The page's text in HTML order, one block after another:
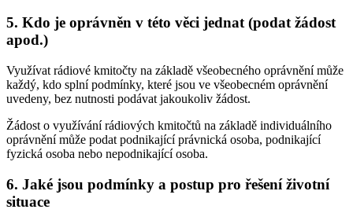
5. Kdo je oprávněn v této věci jednat (podat žádost
apod.)
Využívat rádiové kmitočty na základě všeobecného oprávnění může
každý, kdo splní podmínky, které jsou ve všeobecném oprávnění
uvedeny, bez nutnosti podávat jakoukoliv žádost.
Žádost o využívání rádiových kmitočtů na základě individuálního
oprávnění může podat podnikající právnická osoba, podnikající
fyzická osoba nebo nepodnikající osoba.
6. Jaké jsou podmínky a postup pro řešení životní
situace